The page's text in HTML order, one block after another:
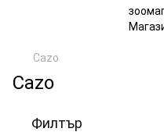
Cazo
Cazo
Филтър